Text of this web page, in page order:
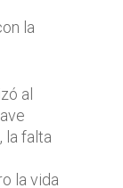
la
al
la falta
la vida